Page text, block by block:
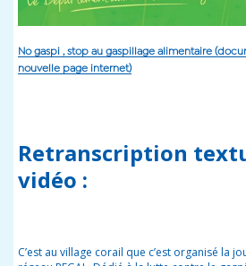
No gaspi , stop au gaspillage alimentaire
nouvelle page internet)
Retranscription
vidéo :
C’est au village corail que c’est organisé la